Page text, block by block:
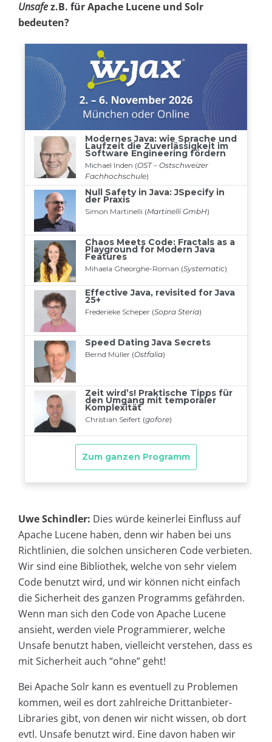
Unsafez.B. für Apache Lucene und Solr
bedeuten?
Uwe Schindler: Dies würde keinerlei Einfluss auf
Apache Lucene haben, denn wir haben bei uns
Richtlinien, die solchen unsicheren Code verbieten.
Wir sind eine Bibliothek, welche von sehr vielem
Code benutzt wird, und wir können nicht einfach
die Sicherheit des ganzen Programms gefährden.
Wenn man sich den Code von Apache Lucene
ansieht, werden viele Programmierer, welche
Unsafe benutzt haben, vielleicht verstehen, dass es
mit Sicherheit auch “ohne” geht!
Bei Apache Solr kann es eventuell zu Problemen
kommen, weil es dort zahlreiche Drittanbieter-
Libraries gibt, von denen wir nicht wissen, ob dort
evtl. Unsafe benutzt wird. Eine davon haben wir